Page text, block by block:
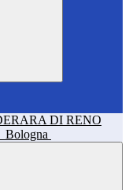
Bologna